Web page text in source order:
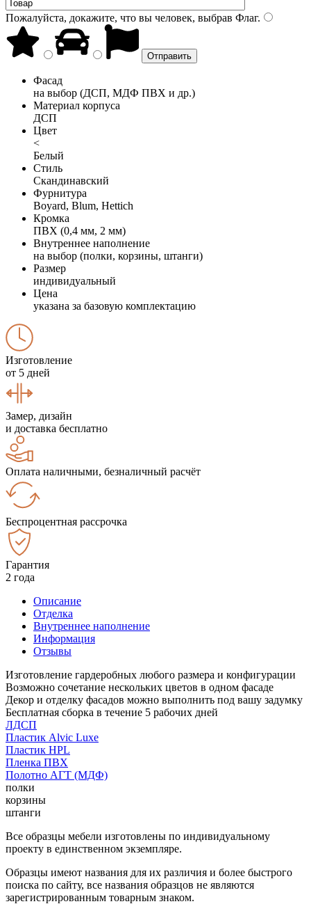
Пожалуйста, докажите, что вы человек, выбрав Флаг.
Фасад
на выбор (ДСП, МДФ ПВХ и др.)
Материал корпуса
ДСП
Цвет
<
Белый
Стиль
Скандинавский
Фурнитура
Boyard, Blum, Hettich
Кромка
ПВХ (0,4 мм, 2 мм)
Внутреннее наполнение
на выбор (полки, корзины, штанги)
Размер
индивидуальный
Цена
указана за базовую комплектацию
Изготовление
от 5 дней
Замер, дизайн
и доставка бесплатно
Оплата наличными, безналичный расчёт
Беспроцентная рассрочка
Гарантия
2 года
Описание
Отделка
Внутреннее наполнение
Информация
Отзывы
Изготовление гардеробных любого размера и конфигурации
Возможно сочетание нескольких цветов в одном фасаде
Декор и отделку фасадов можно выполнить под вашу задумку
Бесплатная сборка в течение 5 рабочих дней
ЛДСП
Пластик Alvic Luxe
Пластик HPL
Пленка ПВХ
Полотно АГТ (МДФ)
полки
корзины
штанги
Все образцы мебели изготовлены по индивидуальному
проекту в единственном экземпляре.
Образцы имеют названия для их различия и более быстрого
поиска по сайту, все названия образцов не являются
зарегистрированным товарным знаком.